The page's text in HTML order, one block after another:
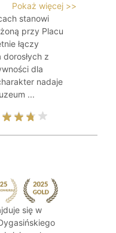
Pokaż więcej >>
stanowi
przy Placu
łączy
z
dla
nadaje
...
się w